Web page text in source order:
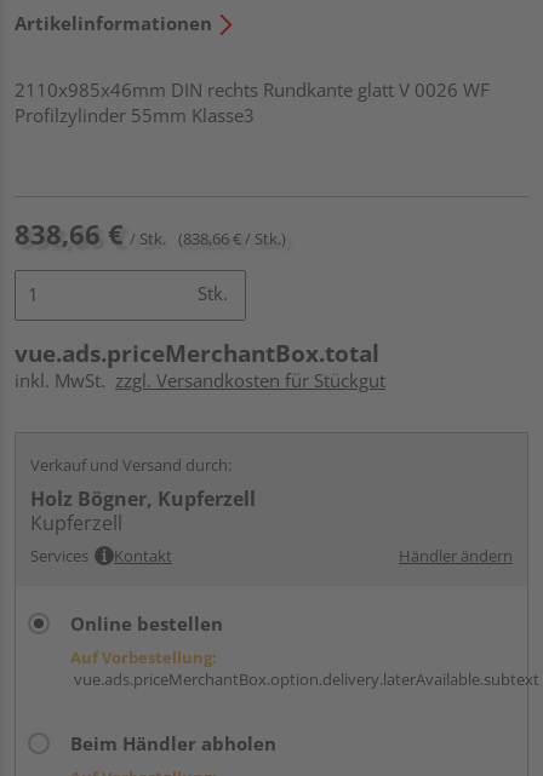
Artikelinformationen
2110x985x46mm DIN rechts Rundkante glatt V 0026 WF
Profilzylinder 55mm Klasse3
838,66 € / Stk. (838,66 € / Stk.)
Stk.
vue.ads.priceMerchantBox.total
inkl. MwSt. zzgl. Versandkosten für Stückgut
Verkauf und Versand durch:
Holz Bögner, Kupferzell
Kupferzell
Services Kontakt Händler ändern
Online bestellen
Auf Vorbestellung:
vue.ads.priceMerchantBox.option.delivery.laterAvailable.subtext
Beim Händler abholen